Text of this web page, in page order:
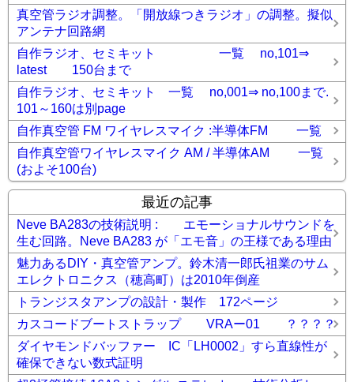
真空管ラジオ調整。「開放線つきラジオ」の調整。擬似
アンテナ回路網
自作ラジオ、セミキット 一覧 no,101⇒
latest 150台まで
自作ラジオ、セミキット 一覧 no,001⇒ no,100まで.
101～160は別page
自作真空管 FM ワイヤレスマイク :半導体FM 一覧
自作真空管ワイヤレスマイク AM / 半導体AM 一覧
(およそ100台)
最近の記事
Neve BA283の技術説明 : エモーショナルサウンドを
生む回路。Neve BA283 が「エモ音」の王様である理由
魅力あるDIY・真空管アンプ。鈴木清一郎氏祖業のサム
エレクトロニクス（穂高町）は2010年倒産
トランジスタアンプの設計・製作 172ページ
カスコードブートストラップ VRAー01 ？？？？
ダイヤモンドバッファー IC「LH0002」すら直線性が
確保できない数式証明